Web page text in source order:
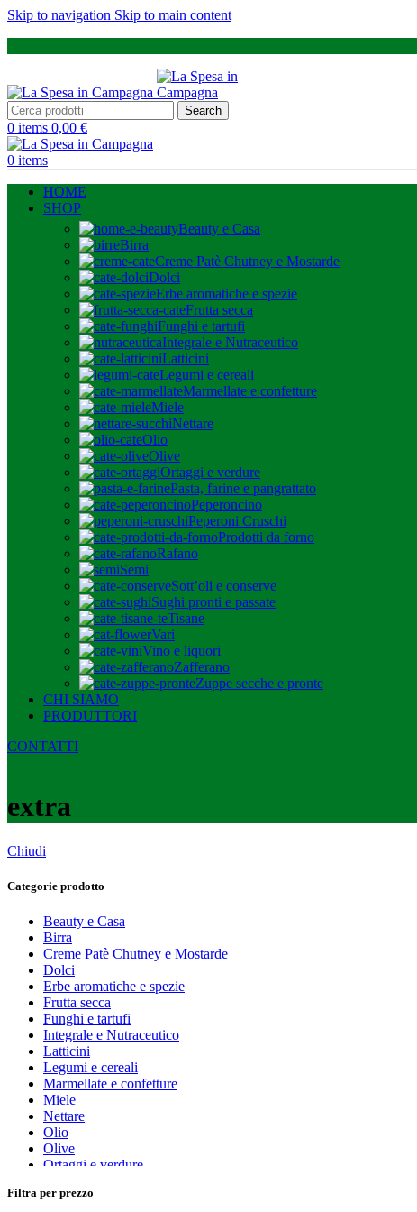
Skip to navigation Skip to main content
Search
0 items 0,00 €
0 items
HOME
SHOP
Beauty e Casa
Birra
Creme Patè Chutney e Mostarde
Dolci
Erbe aromatiche e spezie
Frutta secca
Funghi e tartufi
Integrale e Nutraceutico
Latticini
Legumi e cereali
Marmellate e confetture
Miele
Nettare
Olio
Olive
Ortaggi e verdure
Pasta, farine e pangrattato
Peperoncino
Peperoni Cruschi
Prodotti da forno
Rafano
Semi
Sott’oli e conserve
Sughi pronti e passate
Tisane
Vari
Vino e liquori
Zafferano
Zuppe secche e pronte
CHI SIAMO
PRODUTTORI
CONTATTI
extra
Chiudi
Categorie prodotto
Beauty e Casa
Birra
Creme Patè Chutney e Mostarde
Dolci
Erbe aromatiche e spezie
Frutta secca
Funghi e tartufi
Integrale e Nutraceutico
Latticini
Legumi e cereali
Marmellate e confetture
Miele
Nettare
Olio
Olive
Ortaggi e verdure
Peperoncino
Filtra per prezzo